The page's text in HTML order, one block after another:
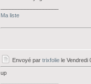
Ma liste
Envoyé par trixfolie le Vendredi
up